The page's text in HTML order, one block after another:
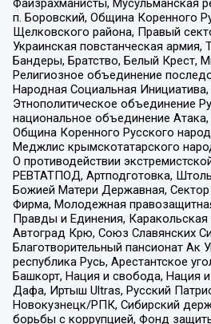
Файзрахманисты, Мусульманская
п. Боровский, Община Коренного
Щелковского района, Правый
Украинская повстанческая армия,
Бандеры, Братство, Белый Крест,
Религиозное объединение
Народная Социальная Инициатива,
Этнополитическое объединение
национальное объединение
Община Коренного Русского
Меджлис крымскотатарского
О противодействии
РЕВТАТПОД, Артподготовка,
Божией Матери Державная, Сектор
Фирма, Молодежная
Правды и Единения, Каракольская
Автоград Крю, Союз Славянских
Благотворительный пансионат Ак
республика Русь, Арестантское
Башкорт, Нация и свобода, Нация
Дафа, Иртыш Ultras, Русский
Новокузнецк/РПК, Сибирский
борьбы с коррупцией, Фонд